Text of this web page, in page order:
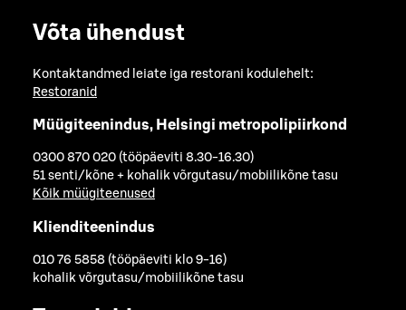
Võta ühendust
Kontaktandmed leiate iga restorani kodulehelt:
Restoranid
Müügiteenindus, Helsingi metropolipiirkond
0300 870 020 (tööpäeviti 8.30-16.30)
51 senti/kõne + kohalik võrgutasu/mobiilikõne tasu
Kõik müügiteenused
Klienditeenindus
010 76 5858 (tööpäeviti klo 9-16)
kohalik võrgutasu/mobiilikõne tasu